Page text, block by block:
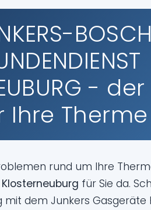
BOSCH
-
Ihre Therme
rund um Ihre
für Sie da.
dem Junkers Gasgeräte